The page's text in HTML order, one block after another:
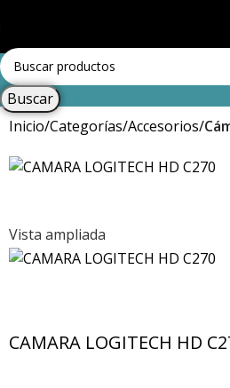
Buscar
Inicio Categorías Accesorios
Vista ampliada
CAMARA LOGITECH HD